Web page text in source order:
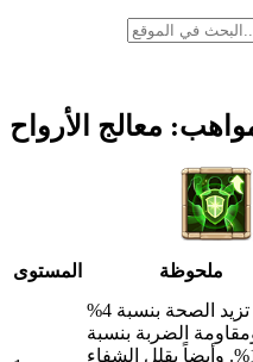
معالج الأرواح
المستوى
ملحوظة
تزيد الصحة بنسبة 4%
الضربة بنسبة
15%. وأيضاً يقلل الشفاء